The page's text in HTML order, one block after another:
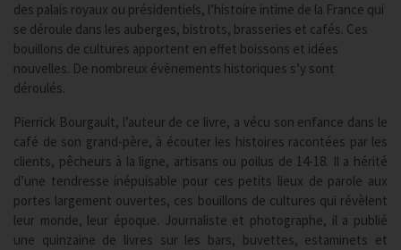
des palais royaux ou présidentiels, l’histoire intime de la France qui
se déroule dans les auberges, bistrots, brasseries et cafés. Ces
bouillons de cultures apportent en effet boissons et idées
nouvelles. De nombreux évènements historiques s’y sont
déroulés.
Pierrick Bourgault, l’auteur de ce livre, a vécu son enfance dans le
café de son grand-père, à écouter les histoires racontées par les
clients, pêcheurs à la ligne, artisans ou poilus de 14-18. Il a hérité
d’une tendresse inépuisable pour ces petits lieux de parole aux
portes largement ouvertes, ces bouillons de cultures qui révèlent
leur monde, leur époque. Journaliste et photographe, il a publié
une quinzaine de livres sur les bars, buvettes, estaminets et